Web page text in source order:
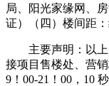
局、阳光家缘网、
证）（四）楼间距：
主要声明：以上
接项目售楼处、营
9！00-21！00，10